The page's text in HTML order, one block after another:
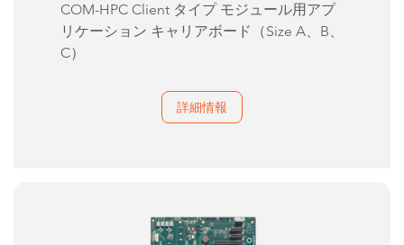
COM-HPC Client タイプ モジュール用アプ
リケーション キャリアボード（Size A、B、
C）
詳細情報